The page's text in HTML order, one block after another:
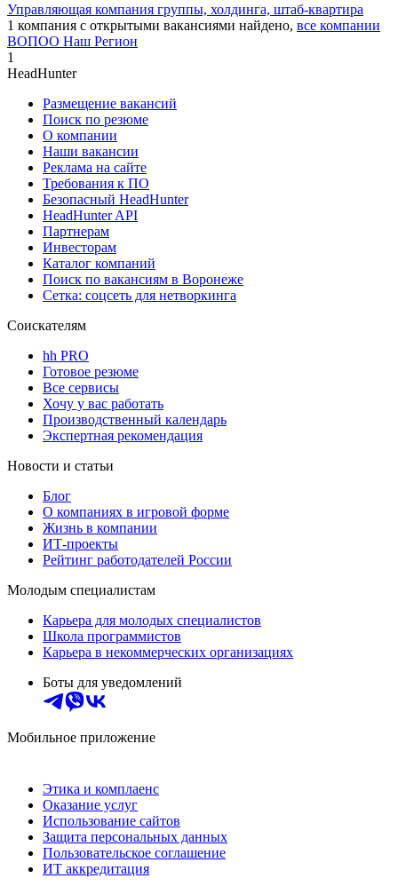
Управляющая компания группы, холдинга, штаб-квартира
1 компания с открытыми вакансиями найдено, все компании
ВОПОО Наш Регион
1
HeadHunter
Размещение вакансий
Поиск по резюме
О компании
Наши вакансии
Реклама на сайте
Требования к ПО
Безопасный HeadHunter
HeadHunter API
Партнерам
Инвесторам
Каталог компаний
Поиск по вакансиям в Воронеже
Сетка: соцсеть для нетворкинга
Соискателям
hh PRO
Готовое резюме
Все сервисы
Хочу у вас работать
Производственный календарь
Экспертная рекомендация
Новости и статьи
Блог
О компаниях в игровой форме
Жизнь в компании
ИТ-проекты
Рейтинг работодателей России
Молодым специалистам
Карьера для молодых специалистов
Школа программистов
Карьера в некоммерческих организациях
Боты для уведомлений
Мобильное приложение
Этика и комплаенс
Оказание услуг
Использование сайтов
Защита персональных данных
Пользовательское соглашение
ИТ аккредитация